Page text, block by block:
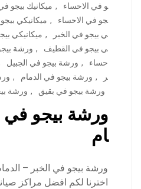
و في الاحساء
, ميكانيك بيجو
جو في الاحساء
, ميكانيكي
ي بيجو في الخبر
, ميكانيكي
ي بيجو في القطيف
, ورشة
حساء
, ورشة بيجو في الجبيل
ر
, ورشة بيجو في الدمام ,
ورشة بيجو في بقيق
, ورشة
ورشة بيجو في
ام
ورشة بيجو في الخبر –
اخترنا لكم افضل مراكز